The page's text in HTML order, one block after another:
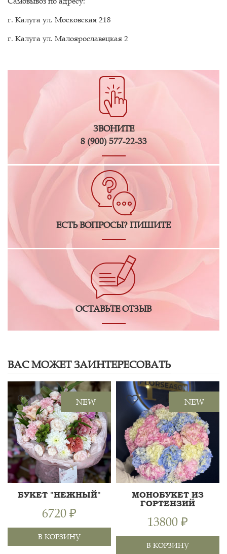
г. Калуга ул. Московская 218
г. Калуга ул. Малоярославецкая 2
ЗВОНИТЕ
8 (900) 577-22-33
ЕСТЬ ВОПРОСЫ? ПИШИТЕ
ОСТАВЬТЕ ОТЗЫВ
ВАС МОЖЕТ ЗАИНТЕРЕСОВАТЬ
NEW
РОЗА КУСТОВАЯ 50СМ,
РОЗА 60 СМ, ГВОЗДИКА
БУКЕТ "НЕЖНЫЙ"
6720 ₽
В КОРЗИНУ
NEW
МОНОБУКЕТ ИЗ
ГОРТЕНЗИЙ
13800 ₽
В КОРЗИНУ